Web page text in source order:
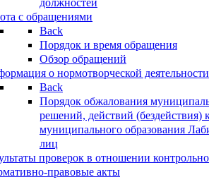
должностей
с обращениями
Back
Порядок и время обращения
Обзор обращений
о нормотворческой деятельности
Back
Порядок обжалования
решений, действий (бездействия)
муниципального образования
лиц
проверок в отношении
правовые акты